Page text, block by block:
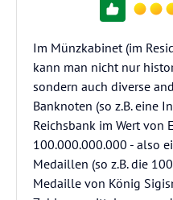
Im Münzkabinet (im
kann man nicht nur
sondern auch diverse
Banknoten (so z.B. eine
Reichsbank im Wert
100.000.000.000 - also
Medaillen (so z.B. die
Medaille von König